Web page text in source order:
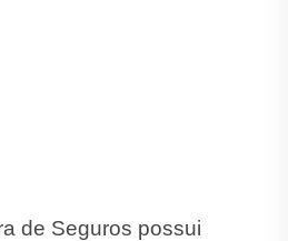
de Seguros possui